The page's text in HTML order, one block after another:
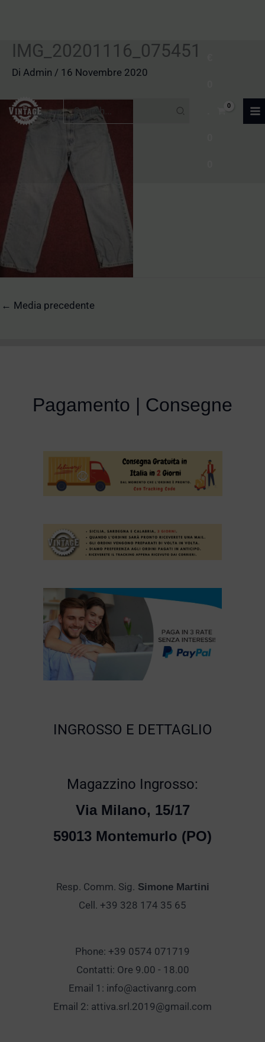
Ricerca
per:
IMG_20201116_075451
Di Admin / 16 Novembre 2020
← Media precedente
Pagamento | Consegne
INGROSSO E DETTAGLIO
Magazzino Ingrosso:
Via Milano, 15/17
59013 Montemurlo (PO)
Resp. Comm. Sig. Simone Martini
Cell. +39 328 174 35 65
Phone: +39 0574 071719
Contatti: Ore 9.00 - 18.00
Email 1: info@activanrg.com
Email 2: attiva.srl.2019@gmail.com